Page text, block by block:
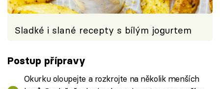
Sladké i slané recepty s bílým jogurtem
Postup přípravy
Okurku oloupejte a rozkrojte na několik menších